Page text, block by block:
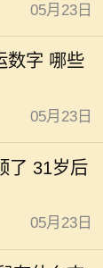
05月23日
数字 哪些
05月23日
了 31岁后
05月23日